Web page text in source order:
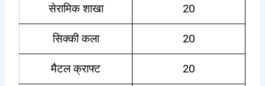
सेरामिक शाखा 20
सिक्की कला 20
मैटल क्राफ्ट 20